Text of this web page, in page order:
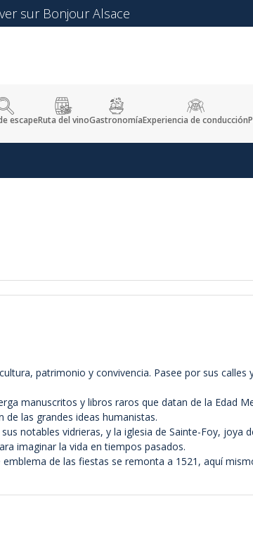
sur Bonjour Alsace
escapeRuta del vinoGastronomíaExperiencia de conducción
patrimonio y convivencia. Pasee por sus calles
manuscritos y libros raros que datan de la Edad
las grandes ideas humanistas.
notables vidrieras, y la iglesia de Sainte-Foy, joya
imaginar la vida en tiempos pasados.
de las fiestas se remonta a 1521, aquí